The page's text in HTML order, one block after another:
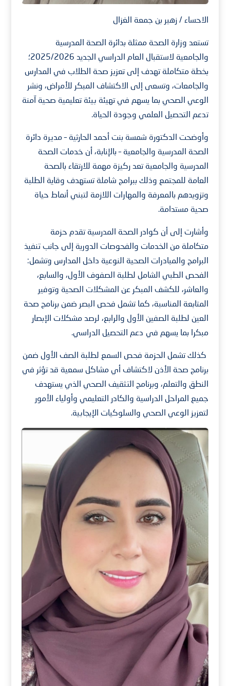
الاحساء / زهير بن جمعة الغزال
تستعد وزارة الصحة ممثلة بدائرة الصحة المدرسية
والجامعية لاستقبال العام الدراسي الجديد 2025/2026؛
بخطة متكاملة تهدف إلى تعزيز صحة الطلاب في المدارس
والجامعات، وتسعى إلى الاكتشاف المبكر للأمراض، ونشر
الوعي الصحي بما يسهم في تهيئة بيئة تعليمية صحية آمنة
تدعم التحصيل العلمي وجودة الحياة.
وأوضحت الدكتورة شمسة بنت أحمد الحارثية – مديرة دائرة
الصحة المدرسية والجامعية – بالإنابة، أن خدمات الصحة
المدرسية والجامعية تعد ركيزة مهمة للارتقاء بالصحة
العامة للمجتمع وذلك ببرامج شاملة تستهدف وقاية الطلبة
وتزويدهم بالمعرفة والمهارات اللازمة لتبني أنماط حياة
صحية مستدامة.
وأشارت إلى أن كوادر الصحة المدرسية تقدم حزمة
متكاملة من الخدمات والفحوصات الدورية إلى جانب تنفيذ
البرامج والمبادرات الصحية النوعية داخل المدارس وتشمل:
الفحص الطبي الشامل لطلبة الصفوف الأول، والسابع،
والعاشر، للكشف المبكر عن المشكلات الصحية وتوفير
المتابعة المناسبة، كما تشمل فحص البصر ضمن برنامج صحة
العين لطلبة الصفين الأول والرابع، لرصد مشكلات الإبصار
مبكرا بما يسهم في دعم التحصيل الدراسي.
كذلك تشمل الحزمة فحص السمع لطلبة الصف الأول ضمن
برنامج صحة الأذن لاكتشاف أي مشاكل سمعية قد تؤثر في
النطق والتعلم، وبرنامج التثقيف الصحي الذي يستهدف
جميع المراحل الدراسية والكادر التعليمي وأولياء الأمور
لتعزيز الوعي الصحي والسلوكيات الإيجابية.